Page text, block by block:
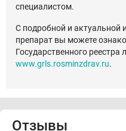
специалистом.
С подробной и актуальной
препарат вы можете
Государственного реестра
www.grls.rosminzdrav.ru.
Отзывы